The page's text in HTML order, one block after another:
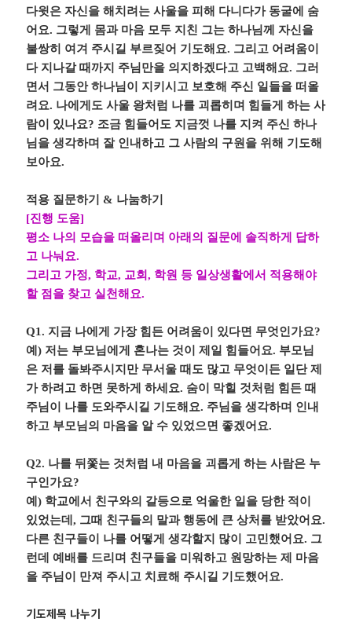
다윗은 자신을 해치려는 사울을 피해 다니다가 동굴에 숨
어요. 그렇게 몸과 마음 모두 지친 그는 하나님께 자신을
불쌍히 여겨 주시길 부르짖어 기도해요. 그리고 어려움이
다 지나갈 때까지 주님만을 의지하겠다고 고백해요. 그러
면서 그동안 하나님이 지키시고 보호해 주신 일들을 떠올
려요. 나에게도 사울 왕처럼 나를 괴롭히며 힘들게 하는 사
람이 있나요? 조금 힘들어도 지금껏 나를 지켜 주신 하나
님을 생각하며 잘 인내하고 그 사람의 구원을 위해 기도해
보아요.
적용 질문하기 & 나눔하기
[진행 도움]
평소 나의 모습을 떠올리며 아래의 질문에 솔직하게 답하
고 나눠요.
그리고 가정, 학교, 교회, 학원 등 일상생활에서 적용해야
할 점을 찾고 실천해요.
Q1. 지금 나에게 가장 힘든 어려움이 있다면 무엇인가요?
예) 저는 부모님에게 혼나는 것이 제일 힘들어요. 부모님
은 저를 돌봐주시지만 무서울 때도 많고 무엇이든 일단 제
가 하려고 하면 못하게 하세요. 숨이 막힐 것처럼 힘든 때
주님이 나를 도와주시길 기도해요. 주님을 생각하며 인내
하고 부모님의 마음을 알 수 있었으면 좋겠어요.
Q2. 나를 뒤쫓는 것처럼 내 마음을 괴롭게 하는 사람은 누
구인가요?
예) 학교에서 친구와의 갈등으로 억울한 일을 당한 적이
있었는데, 그때 친구들의 말과 행동에 큰 상처를 받았어요.
다른 친구들이 나를 어떻게 생각할지 많이 고민했어요. 그
런데 예배를 드리며 친구들을 미워하고 원망하는 제 마음
을 주님이 만져 주시고 치료해 주시길 기도했어요.
기도제목 나누기